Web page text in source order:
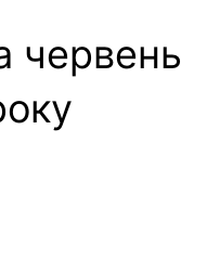
червень